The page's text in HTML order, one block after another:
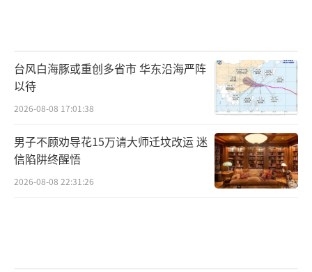
台风白海豚或重创多省市 华东沿海严阵
以待
2026-08-08 17:01:38
男子不顾劝导花15万请大师迁坟改运 迷
信陷阱终醒悟
2026-08-08 22:31:26